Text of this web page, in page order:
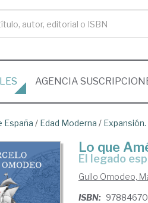
AGENCIA
España / Edad Moderna /
Lo que
el legado
Gullo Omodeo,
ISBN: